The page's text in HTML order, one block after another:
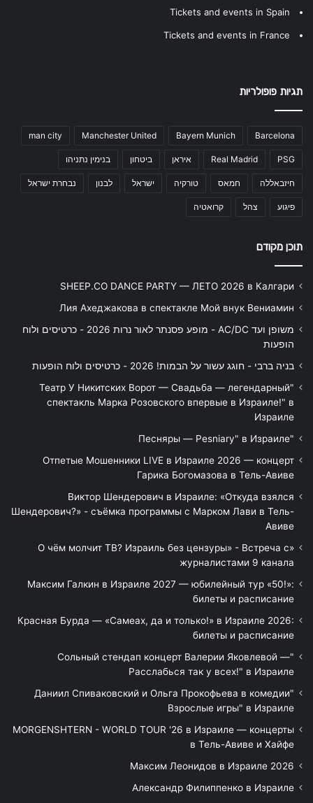
Tickets and events in Spain
Tickets and events in France
תגיות פופולריות
Barcelona
Bayern Munich
Manchester United
man city
PSG
Real Madrid איראן ביטחון בנימין נתניהו
חיזבאללה חמאס טורקיה ישראל לבנון נבחרת ישראל
פיגוע צהל קרואטיה
תוכן מקודם
SHEEP.CO DANCE PARTY — ЛЕТО 2026 в Калгари
Лия Ахеджакова в спектакле Мой внук Вениамин
משופן ועד AC/DC - מופע פסנתר לאור נרות 2026 - כרטיסים ולוח
הופעות
בניה ברבי - חוגג עשור על הבמות! 2026 - כרטיסים ולוח הופעות
"Театр У Никитских Ворот — Свадьба — легендарный
спектакль Марка Розовского впервые в Израиле!" в
Израиле
"Песняры — Pesniary" в Израиле
Отпетые Мошенники LIVE в Израиле 2026 — концерт
Гарика Богомазова в Тель-Авиве
Виктор Шендерович в Израиле: «Откуда взялся
Шендерович?» - съёмка программы с Марком Лави в Тель-
Авиве
«О чём молчит ТВ? Израиль без цензуры» - Встреча с
журналистами 9 канала
Максим Галкин в Израиле 2027 — юбилейный тур «50!»:
билеты и расписание
Красная Бурда — «Самеах, да и только!» в Израиле 2026:
билеты и расписание
"Сольный стендап концерт Валерии Яковлевой —
Расслабься так у всех!" в Израиле
"Даниил Спиваковский и Ольга Прокофьева в комедии
Взрослые игры" в Израиле
MORGENSHTERN - WORLD TOUR '26 в Израиле — концерты
в Тель-Авиве и Хайфе
Максим Леонидов в Израиле 2026
Александр Филиппенко в Израиле